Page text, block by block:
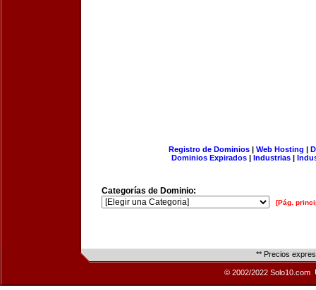
Registro de Dominios| Web Hosting |
Dominios Expirados | Industrias |
Categorías de Dominio:
[Pág.
** Precios
© 2002/2022 Solo10.com